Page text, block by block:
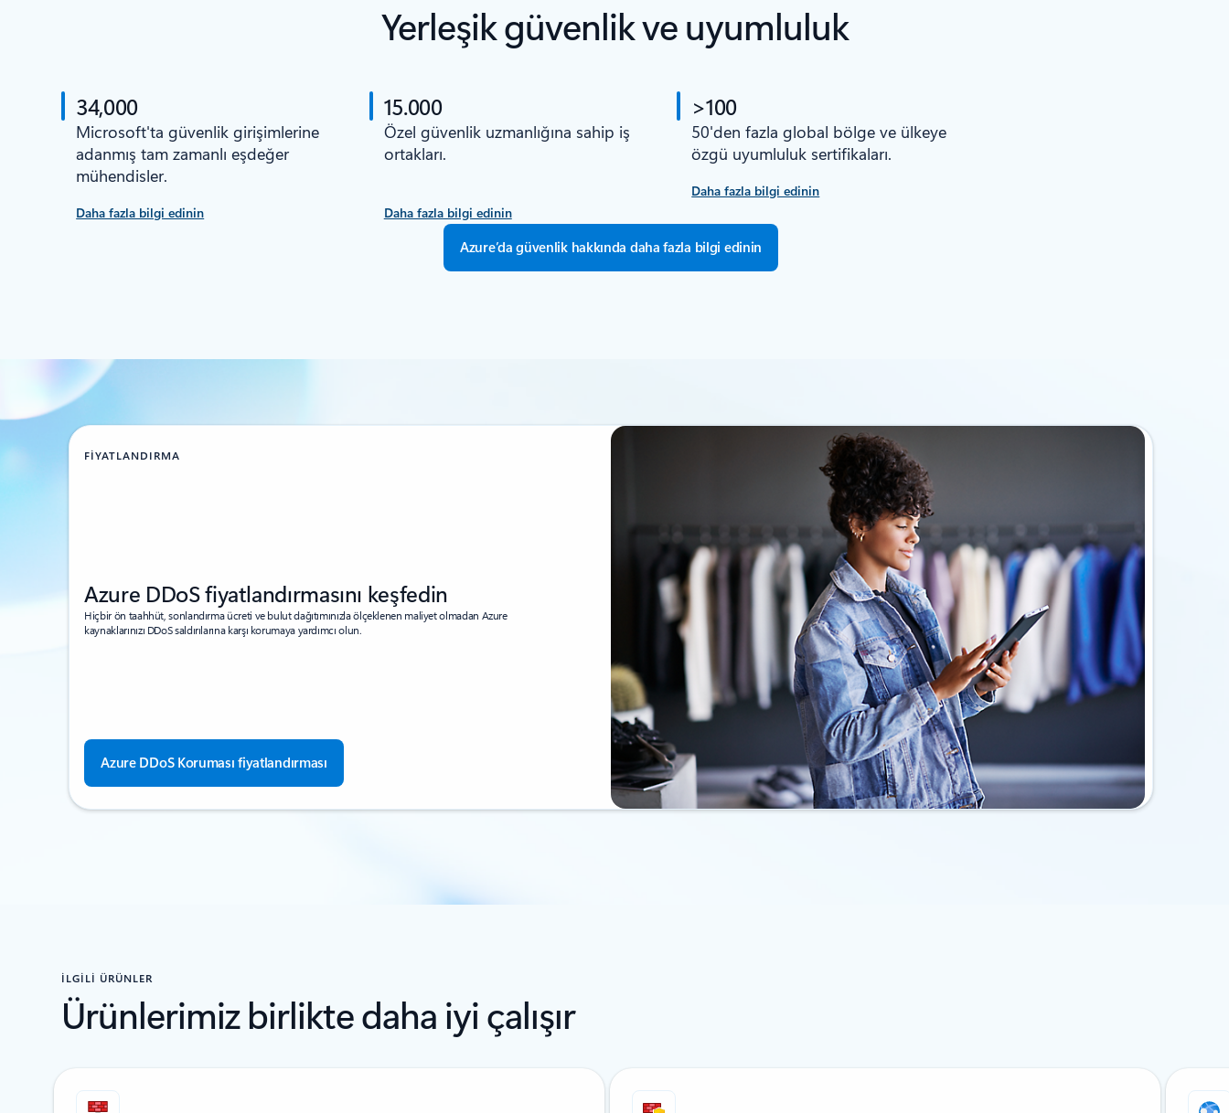
Yerleşik güvenlik ve uyumluluk
34,000
Microsoft'ta güvenlik girişimlerine
adanmış tam zamanlı eşdeğer
mühendisler.
Daha fazla bilgi edinin
15.000
Özel güvenlik uzmanlığına sahip iş
ortakları.
Daha fazla bilgi edinin
>100
50'den fazla global bölge ve ülkeye
özgü uyumluluk sertifikaları.
Daha fazla bilgi edinin
Azure’da güvenlik hakkında daha fazla bilgi edinin
FİYATLANDIRMA
Azure DDoS fiyatlandırmasını keşfedin
Hiçbir ön taahhüt, sonlandırma ücreti ve bulut dağıtımınızla ölçeklenen maliyet olmadan Azure
kaynaklarınızı DDoS saldırılarına karşı korumaya yardımcı olun.
Azure DDoS Koruması fiyatlandırması
İLGİLİ ÜRÜNLER
Ürünlerimiz birlikte daha iyi çalışır
5 slayttan 1-2 arasındakiler gösteriliyor